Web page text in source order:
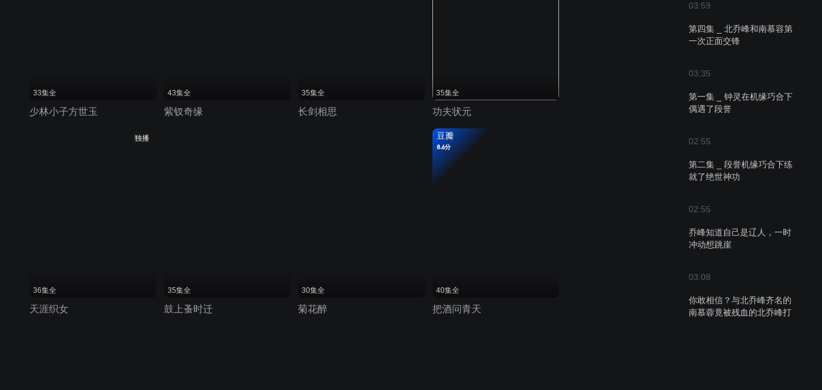
03:59
第四集 _ 北乔峰和南慕容第
一次正面交锋
03:35
第一集 _ 钟灵在机缘巧合下
偶遇了段誉
02:55
第二集 _ 段誉机缘巧合下练
就了绝世神功
02:55
乔峰知道自己是辽人，一时
冲动想跳崖
03:08
你敢相信？与北乔峰齐名的
南慕蓉竟被残血的北乔峰打
33集全
少林小子方世玉
43集全
紫钗奇缘
35集全
长剑相思
35集全
功夫状元
独播
36集全
天涯织女
35集全
鼓上蚤时迁
30集全
菊花醉
豆瓣
8.6分
40集全
把酒问青天